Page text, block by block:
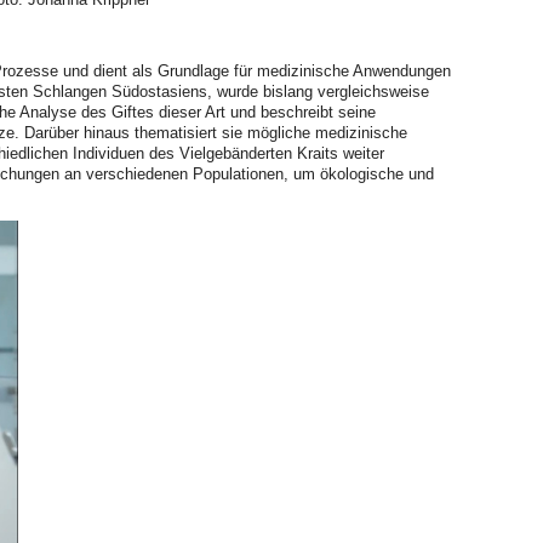
und dient als Grundlage für medizinische Anwendungen
Schlangen Südostasiens, wurde bislang vergleichsweise
Analyse des Giftes dieser Art und beschreibt seine
Darüber hinaus thematisiert sie mögliche medizinische
Individuen des Vielgebänderten Kraits weiter
an verschiedenen Populationen, um ökologische und